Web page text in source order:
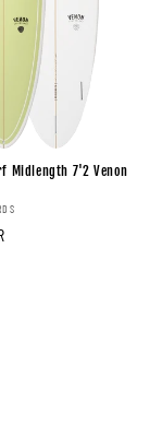
Midlength 7'2 Venon